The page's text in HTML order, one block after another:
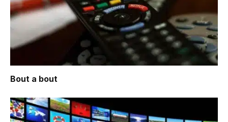
Bout a bout